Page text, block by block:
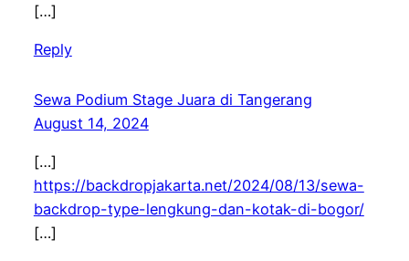
[…]
Reply
Sewa Podium Stage Juara di Tangerang
August 14, 2024
[…]
https://backdropjakarta.net/2024/08/13/sewa-
backdrop-type-lengkung-dan-kotak-di-bogor/
[…]